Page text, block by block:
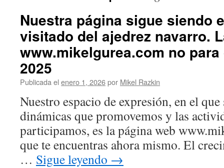
Nuestra página sigue siendo
visitado del ajedrez navarro.
www.mikelgurea.com no
2025
Publicada el enero 1, 2026por Mikel Razkin
Nuestro espacio de expresión, en el
dinámicas que promovemos y las
participamos, es la página web
que te encuentras ahora mismo. El
… Sigue leyendo →